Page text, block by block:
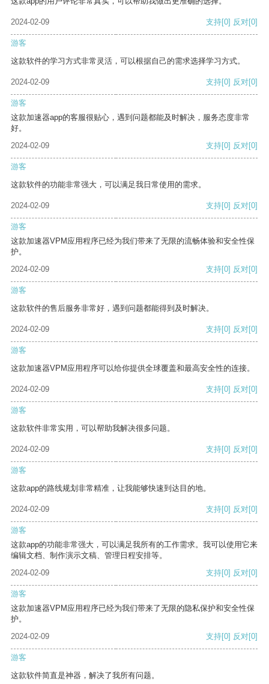
2024-02-09 支持[0] 反对[0]
游客
这款软件的学习方式非常灵活，可以根据自己的需求选择学习方式。
2024-02-09 支持[0] 反对[0]
游客
这款加速器app的客服很贴心，遇到问题都能及时解决，服务态度非常
好。
2024-02-09
支持[0] 反对[0]
游客
这款软件的功能非常强大，可以满足我日常使用的需求。
2024-02-09 支持[0] 反对[0]
游客
这款加速器VPM应用程序已经为我们带来了无限的流畅体验和安全性保
护。
2024-02-09
支持[0] 反对[0]
游客
这款软件的售后服务非常好，遇到问题都能得到及时解决。
2024-02-09 支持[0] 反对[0]
游客
这款加速器VPM应用程序可以给你提供全球覆盖和最高安全性的连接。
2024-02-09 支持[0] 反对[0]
游客
这款软件非常实用，可以帮助我解决很多问题。
2024-02-09 支持[0] 反对[0]
游客
这款app的路线规划非常精准，让我能够快速到达目的地。
2024-02-09 支持[0] 反对[0]
游客
这款app的功能非常强大，可以满足我所有的工作需求。我可以使用它来
编辑文档、制作演示文稿、管理日程安排等。
2024-02-09
支持[0] 反对[0]
游客
这款加速器VPM应用程序已经为我们带来了无限的隐私保护和安全性保
护。
2024-02-09
支持[0] 反对[0]
游客
这款软件简直是神器，解决了我所有问题。